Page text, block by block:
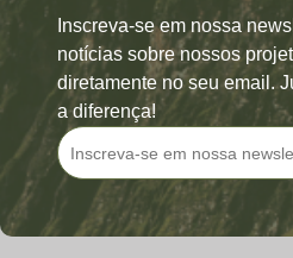
Inscreva-se em nossa
notícias sobre nossos
diretamente no seu email.
a diferença!